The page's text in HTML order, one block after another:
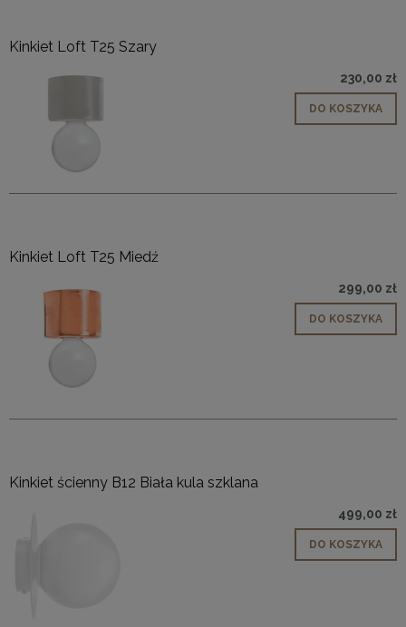
Kinkiet Loft T25 Szary
230,00 zł
DO KOSZYKA
Kinkiet Loft T25 Miedź
299,00 zł
DO KOSZYKA
Kinkiet ścienny B12 Biała kula szklana
499,00 zł
DO KOSZYKA